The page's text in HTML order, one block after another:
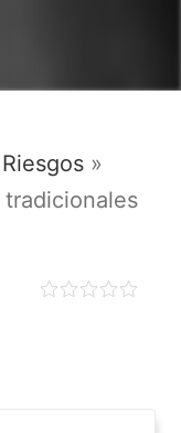
»
tradicionales